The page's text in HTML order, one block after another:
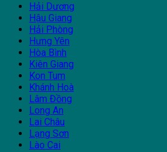
Hải Dương
Hậu Giang
Hải Phòng
Hưng Yên
Hòa Bình
Kiên Giang
Kon Tum
Khánh Hoà
Lâm Đồng
Long An
Lai Châu
Lạng Sơn
Lào Cai